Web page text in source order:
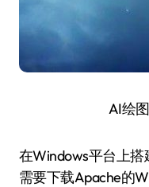
AI绘
在Windows平台上搭
需要下载Apache的